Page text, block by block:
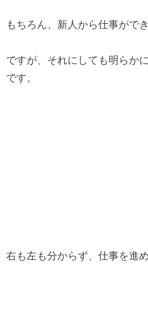
もちろん、新人から仕事がで
ですが、それにしても明らか
です。
右も左も分からず、仕事を進